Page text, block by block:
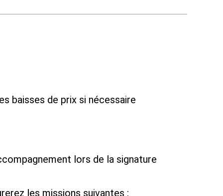
baisses de prix si nécessaire
lors de la signature
les missions suivantes :